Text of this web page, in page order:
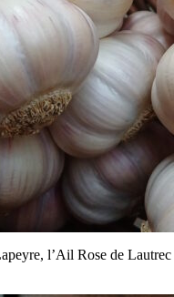
l’Ail Rose de